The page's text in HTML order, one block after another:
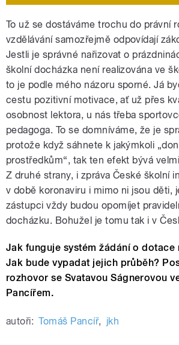
To už se dostáváme trochu do právní
vzdělávání samozřejmě odpovídají
Jestli je správné nařizovat o
školní docházka není realizována ve
to je podle mého názoru sporné. Já
cestu pozitivní motivace, ať už přes
osobnost lektora, u nás třeba
pedagoga. To se domníváme, že je
protože když sáhnete k jakýmkoli
prostředkům“, tak ten efekt bývá
Z druhé strany, i zpráva České školní
v době koronaviru i mimo ni jsou děti,
zástupci vždy budou opomíjet
docházku. Bohužel je tomu tak i v
Jak funguje systém žádání o dotace
Jak bude vypadat jejich průběh?
rozhovor se Svatavou Ságnerovou
Pancířem.
autoři: Tomáš Pancíř, jkh